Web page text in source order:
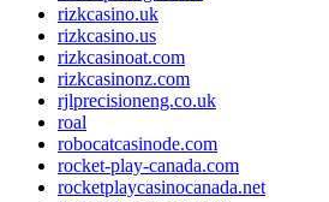
rizkcasino.uk
rizkcasino.us
rizkcasinoat.com
rizkcasinonz.com
rjlprecisioneng.co.uk
roal
robocatcasinode.com
rocket-play-canada.com
rocketplaycasinocanada.net